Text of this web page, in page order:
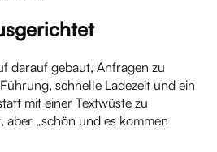
darauf gebaut, Anfragen zu
schnelle Ladezeit und ein
mit einer Textwüste zu
aber „schön und es kommen